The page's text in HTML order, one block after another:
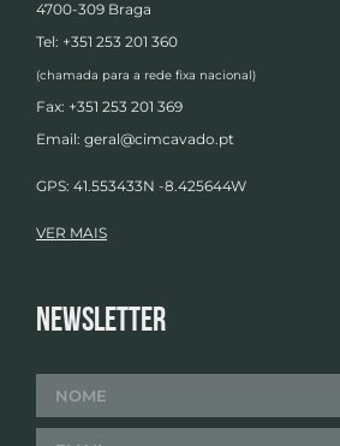
4700-309 Braga
Tel: +351 253 201 360
(chamada para a rede fixa nacional)
Fax: +351 253 201 369
Email: geral@cimcavado.pt
GPS: 41.553433N -8.425644W
VER MAIS
Newsletter